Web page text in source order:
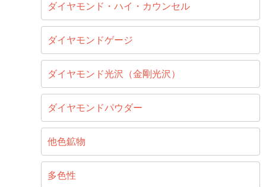
ダイヤモンド・ハイ・カウンセル
ダイヤモンドゲージ
ダイヤモンド光沢（金剛光沢）
ダイヤモンドパウダー
他色鉱物
多色性